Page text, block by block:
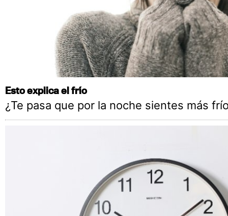
Esto explica el frío
¿Te pasa que por la noche sientes más